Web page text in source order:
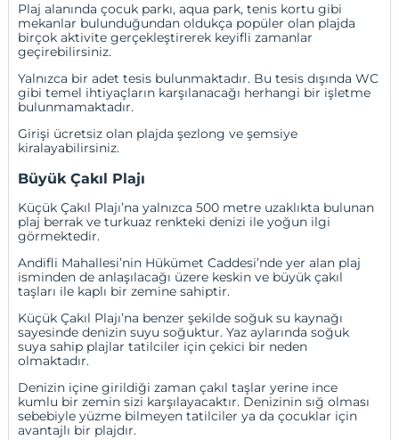
Plaj alanında çocuk parkı, aqua park, tenis kortu gibi
mekanlar bulunduğundan oldukça popüler olan plajda
birçok aktivite gerçekleştirerek keyifli zamanlar
geçirebilirsiniz.
Yalnızca bir adet tesis bulunmaktadır. Bu tesis dışında WC
gibi temel ihtiyaçların karşılanacağı herhangi bir işletme
bulunmamaktadır.
Girişi ücretsiz olan plajda şezlong ve şemsiye
kiralayabilirsiniz.
Büyük Çakıl Plajı
Küçük Çakıl Plajı’na yalnızca 500 metre uzaklıkta bulunan
plaj berrak ve turkuaz renkteki denizi ile yoğun ilgi
görmektedir.
Andifli Mahallesi’nin Hükümet Caddesi’nde yer alan plaj
isminden de anlaşılacağı üzere keskin ve büyük çakıl
taşları ile kaplı bir zemine sahiptir.
Küçük Çakıl Plajı’na benzer şekilde soğuk su kaynağı
sayesinde denizin suyu soğuktur. Yaz aylarında soğuk
suya sahip plajlar tatilciler için çekici bir neden
olmaktadır.
Denizin içine girildiği zaman çakıl taşlar yerine ince
kumlu bir zemin sizi karşılayacaktır. Denizinin sığ olması
sebebiyle yüzme bilmeyen tatilciler ya da çocuklar için
avantajlı bir plajdır.